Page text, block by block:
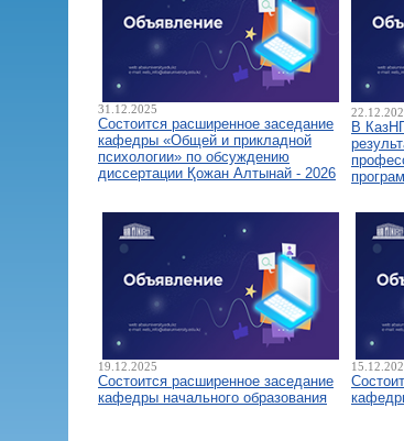
31.12.2025
Состоится расширенное заседание
кафедры «Общей и прикладной
психологии» по обсуждению
диссертации Қожан Алтынай - 2026
В
19.12.2025
Состоится расширенное заседание
кафедры начального образования